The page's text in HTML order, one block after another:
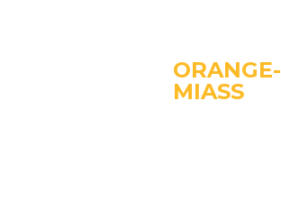
ORANGE-
MIASS